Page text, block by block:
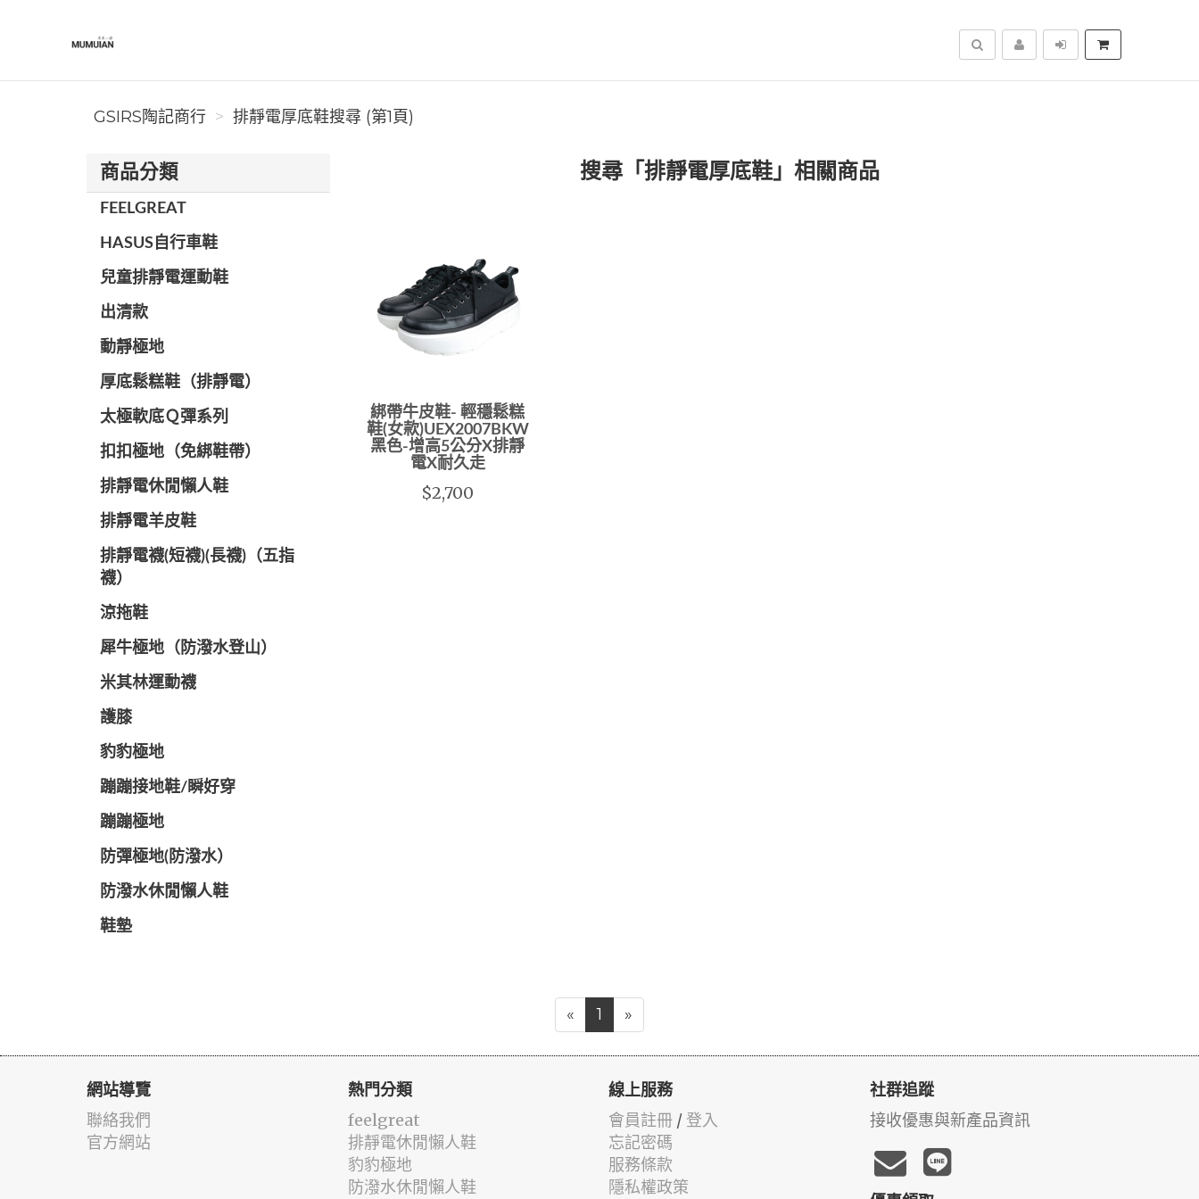
GSIRS陶記商行
搜尋
GSIRS陶記商行 排靜電厚底鞋搜尋 (第1頁)
商品分類
FEELGREAT
HASUS自行車鞋
兒童排靜電運動鞋
出清款
動靜極地
厚底鬆糕鞋（排靜電）
太極軟底Ｑ彈系列
扣扣極地（免綁鞋帶）
排靜電休閒懶人鞋
排靜電羊皮鞋
排靜電襪(短襪)(長襪)（五指
襪）
涼拖鞋
犀牛極地（防潑水登山）
米其林運動襪
護膝
豹豹極地
蹦蹦接地鞋/瞬好穿
蹦蹦極地
防彈極地(防潑水）
防潑水休閒懶人鞋
鞋墊
搜尋「排靜電厚底鞋」相關商品
綁帶牛皮鞋- 輕穩鬆糕
鞋(女款)UEX2007BKW
黑色-增高5公分X排靜
電X耐久走
$2,700
« 1 »
網站導覽
聯絡我們
官方網站
熱門分類
feelgreat
排靜電休閒懶人鞋
豹豹極地
防潑水休閒懶人鞋
線上服務
會員註冊 / 登入
忘記密碼
服務條款
隱私權政策
社群追蹤
接收優惠與新產品資訊